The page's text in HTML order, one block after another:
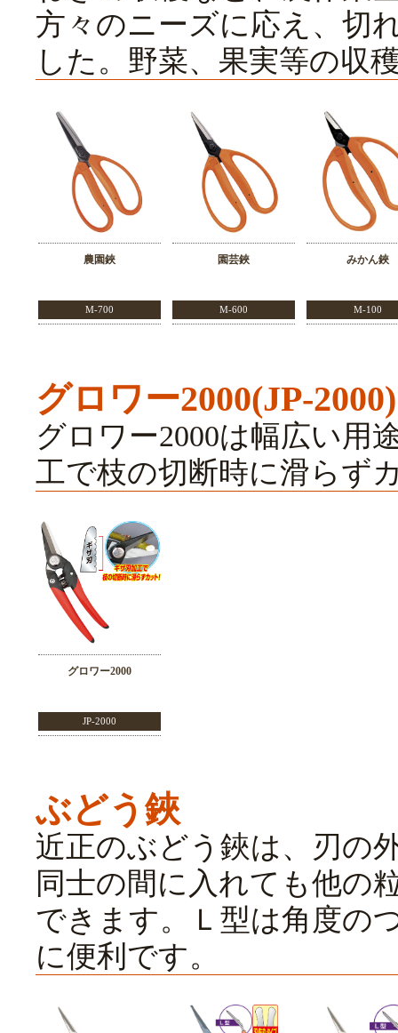
方々のニーズに応え、切
した。野菜、果実等の収
農園鋏
M-700
園芸鋏
M-600
みかん鋏
M-100
グロワー2000(JP-2000)
グロワー2000は幅広い用
工で枝の切断時に滑らず
グロワー2000
JP-2000
ぶどう鋏
近正のぶどう鋏は、刃の
同士の間に入れても他の
できます。Ｌ型は角度の
に便利です。